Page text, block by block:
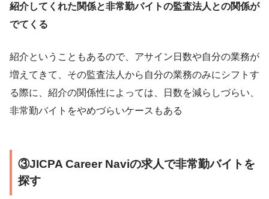
紹介してくれた関係と非常勤バイトの監査法人との関係が
でてくる
紹介ということもあるので、アサイン日数や自分の業務が
増えてきて、その監査法人から自分の業務のみにシフトす
る際に、紹介の関係性によっては、日数を減らしづらい、
非常勤バイトをやめづらいケースもある
③JICPA Career Naviの求人で非常勤バイトを
探す